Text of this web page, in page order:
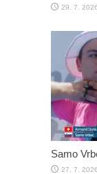
29. 7. 2026
Samo
27. 7. 2026